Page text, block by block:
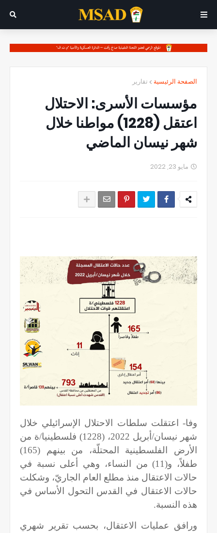
الصفحة الرئيسية تقارير
مؤسسات الأسرى: الاحتلال
اعتقل (1228) مواطنا خلال
شهر نيسان الماضي
مايو 23, 2022
وفا- اعتقلت سلطات الاحتلال الإسرائيلي خلال
شهر نيسان/أبريل 2022، (1228) فلسطينيا/ة من
الأرض الفلسطينية المحتلّة، من بينهم (165)
طفلاً، و(11) من النساء، وهي أعلى نسبة في
حالات الاعتقال منذ مطلع العام الجاريّ، وشكلت
حالات الاعتقال في القدس التحول الأساس في
هذه النسبة.
ورافق عمليات الاعتقال، بحسب تقرير شهري